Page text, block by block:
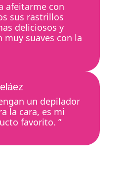
afeitarme con
sus rastrillos
deliciosos y
muy suaves con la
un depilador
la cara, es mi
favorito. ”